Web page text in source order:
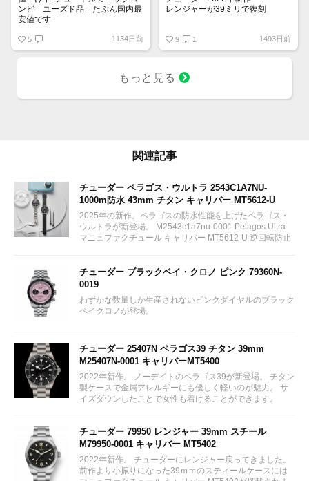
ンビ ユーズド品 たぶん国内最
安値です
5 1134日前
レンジャーが39ミリで復刻
0001が347,600円
レザー・ラバーストラップの
ファブリックストラップの
M79950-0003が311,300円
9 1 1493日前
もっと見る
関連記事
チューダー ペラゴス・ウルトラ 2543C1A7NU-
1000m防水 43mm チタン キャリバー MT5612-U
2025年の新作。ペラゴスの防水性能を上げたペラゴス・
ウルトラが新登場。 M2543c1a7nu-0001 Pelagos Ultra
マニュファクチュール キャリバー MT5612-U 逆回転防止
チューダー ブラックベイ・クロノ ピンク 79360N-
0019
わずかな数量しか生産されないピンクダイヤルのブラック
ベイクロノが登場。
チューダー 25407N ペラゴス39 チタン 39mm
M25407N-0001 キャリバーMT5400
2022年新作。 ノーデイトのペラゴス39が新登場。 チタン
製ケースで金属アレルギーにも優しく軽いのが魅力。 サ
イズダウンしたことで女性も着けることができます。
チューダー 79950 レンジャー 39mm スチール
M79950-0001 キャリバー MT5402
2022年新作。 チューダーにレンジャー戻ってきました。
前作より小振りになった39ｍｍのスティールケースには